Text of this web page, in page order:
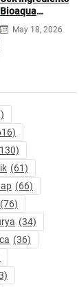
Bioaqua
Hyaluronic acid
Serum
May 18, 2026
(61)
(66)
(76)
(34)
(36)